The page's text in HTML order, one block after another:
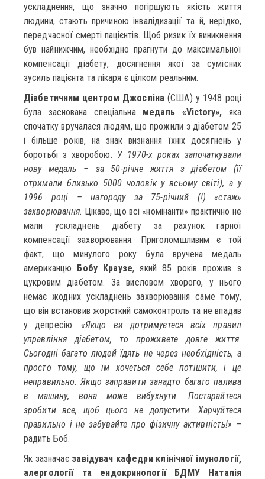
ускладнення, що значно погіршують якість життя
людини, стають причиною інвалідизації та й, нерідко,
передчасної смерті пацієнтів. Щоб ризик їх виникнення
був найнижчим, необхідно прагнути до максимальної
компенсації діабету, досягнення якої за сумісних
зусиль пацієнта та лікаря є цілком реальним.
Діабетичним центром Джосліна (США) у 1948 році
була заснована спеціальнамедаль «Victory», яка
спочатку вручалася людям, що прожили з діабетом 25
і більше років, на знак визнання їхніх досягнень у
боротьбі з хворобою. У 1970-х роках започаткували
нову медаль – за 50-річне життя з діабетом (її
отримали близько 5000 чоловік у всьому світі), а у
1996 році – нагороду за 75-річний (!) «стаж»
захворювання. Цікаво, що всі «номінанти» практично не
мали ускладнень діабету за рахунок гарної
компенсації захворювання. Приголомшливим є той
факт, що минулого року була вручена медаль
американцю Бобу Краузе, який 85 років прожив з
цукровим діабетом. За висловом хворого, у нього
немає жодних ускладнень захворювання саме тому,
що він встановив жорсткий самоконтроль та не впадав
у депресію.«Якщо ви дотримуєтеся всіх правил
управління діабетом, то проживете довге життя.
Сьогодні багато людей їдять не через необхідність, а
просто тому, що їм хочеться себе потішити, і це
неправильно. Якщо заправити занадто багато палива
в машину, вона може вибухнути. Постарайтеся
зробити все, щоб цього не допустити. Харчуйтеся
правильно і не забувайте про фізичну активність!» –
радить Боб.
Як зазначає завідувач кафедри клінічної імунології,
алергології та ендокринології БДМУ Наталія